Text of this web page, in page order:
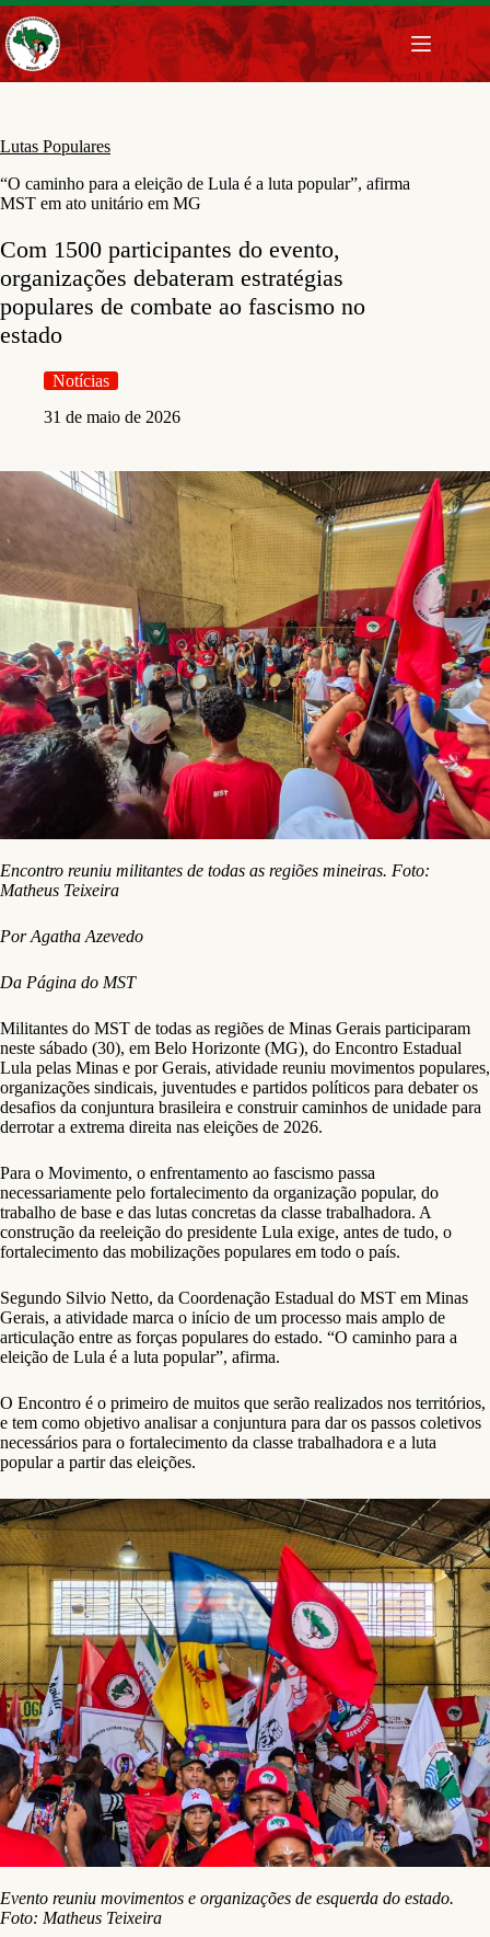
Pular
para
o
conteúdo
Lutas Populares
“O caminho para a eleição de Lula é a luta popular”, afirma
MST em ato unitário em MG
Com 1500 participantes do evento,
organizações debateram estratégias
populares de combate ao fascismo no
estado
Notícias
31 de maio de 2026
Encontro reuniu militantes de todas as regiões mineiras. Foto:
Matheus Teixeira
Por Agatha Azevedo
Da Página do MST
Militantes do MST de todas as regiões de Minas Gerais participaram
neste sábado (30), em Belo Horizonte (MG), do Encontro Estadual
Lula pelas Minas e por Gerais, atividade reuniu movimentos populares,
organizações sindicais, juventudes e partidos políticos para debater os
desafios da conjuntura brasileira e construir caminhos de unidade para
derrotar a extrema direita nas eleições de 2026.
Para o Movimento, o enfrentamento ao fascismo passa
necessariamente pelo fortalecimento da organização popular, do
trabalho de base e das lutas concretas da classe trabalhadora. A
construção da reeleição do presidente Lula exige, antes de tudo, o
fortalecimento das mobilizações populares em todo o país.
Segundo Silvio Netto, da Coordenação Estadual do MST em Minas
Gerais, a atividade marca o início de um processo mais amplo de
articulação entre as forças populares do estado. “O caminho para a
eleição de Lula é a luta popular”, afirma.
O Encontro é o primeiro de muitos que serão realizados nos territórios,
e tem como objetivo analisar a conjuntura para dar os passos coletivos
necessários para o fortalecimento da classe trabalhadora e a luta
popular a partir das eleições.
Evento reuniu movimentos e organizações de esquerda do estado.
Foto: Matheus Teixeira